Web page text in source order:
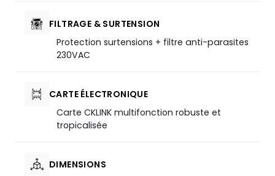
FILTRAGE & SURTENSION
Protection surtensions + filtre anti-parasites
230VAC
CARTE ÉLECTRONIQUE
Carte CKLINK multifonction robuste et
tropicalisée
DIMENSIONS